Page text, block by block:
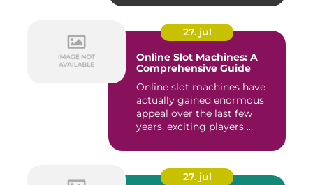
27. jul
Online Slot Machines: A
Comprehensive Guide
Online slot machines have
actually gained enormous
appeal over the last few
years, exciting players ...
27. jul